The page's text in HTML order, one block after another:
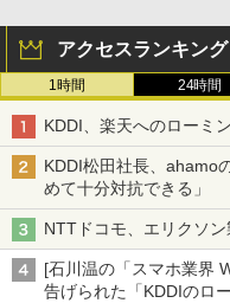
アクセスランキング
1時間 24時間
KDDI、楽天へのローミ
KDDI松田社長、ahamo
めて十分対抗できる」
NTTドコモ、エリクソ
[石川温の「スマホ業界
告げられた「KDDIのロ